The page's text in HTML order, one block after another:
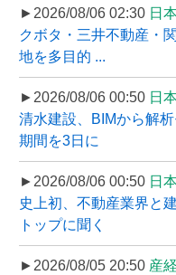
►2026/08/06 02:30 日
クボタ・三井不動産・
地を多目的 ...
►2026/08/06 00:50 日
清水建設、BIMから解
期間を3日に
►2026/08/06 00:50 日
史上初、不動産業界と
トップに聞く
►2026/08/05 20:50 産